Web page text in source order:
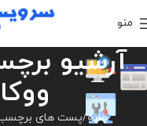
منو
آرشیو
خانه پست های برچسب